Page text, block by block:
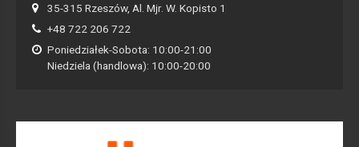
35-315 Rzeszów, Al. Mjr. W. Kopisto 1
+48 722 206 722
Poniedziałek-Sobota: 10:00-21:00
Niedziela (handlowa): 10:00-20:00